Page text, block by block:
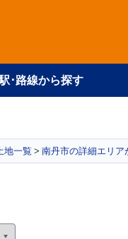
･路線から探す
地一覧 南丹市の詳細エリア